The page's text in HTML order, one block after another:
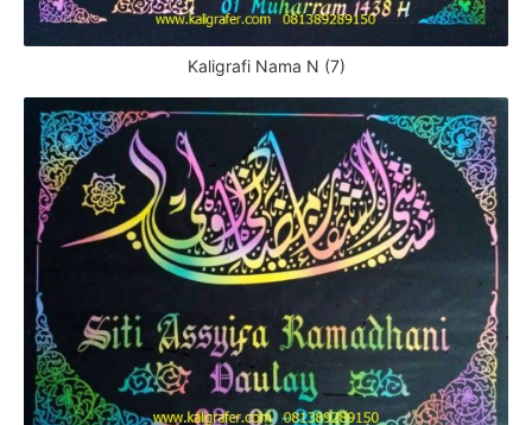
Kaligrafi Nama N (7)